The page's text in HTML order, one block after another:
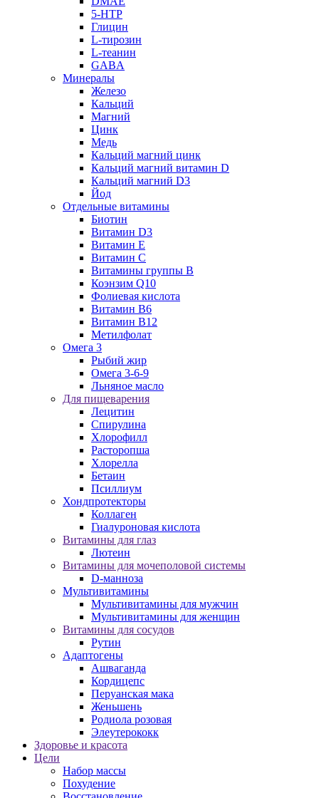
5-HTP
Глицин
L-тирозин
L-теанин
GABA
Минералы
Железо
Кальций
Магний
Цинк
Медь
Кальций магний цинк
Кальций магний витамин D
Кальций магний D3
Йод
Отдельные витамины
Биотин
Витамин D3
Витамин E
Витамин C
Витамины группы B
Коэнзим Q10
Фолиевая кислота
Витамин B6
Витамин B12
Метилфолат
Омега 3
Рыбий жир
Омега 3-6-9
Льняное масло
Для пищеварения
Лецитин
Спирулина
Хлорофилл
Расторопша
Хлорелла
Бетаин
Псиллиум
Хондпротекторы
Коллаген
Гиалуроновая кислота
Витамины для глаз
Лютеин
Витамины для мочеполовой системы
D-манноза
Мультивитамины
Мультивитамины для мужчин
Мультивитамины для женщин
Витамины для сосудов
Рутин
Адаптогены
Ашваганда
Кордицепс
Перуанская мака
Женьшень
Родиола розовая
Элеутерококк
Здоровье и красота
Цели
Набор массы
Похудение